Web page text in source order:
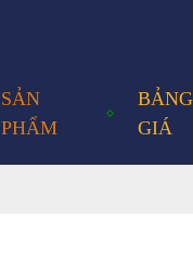
SẢN
PHẨM
BẢNG
GIÁ